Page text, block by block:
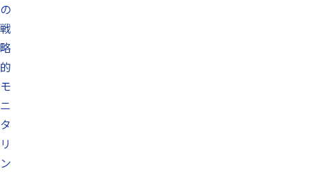
の
戦
略
的
モ
ニ
タ
リ
ン